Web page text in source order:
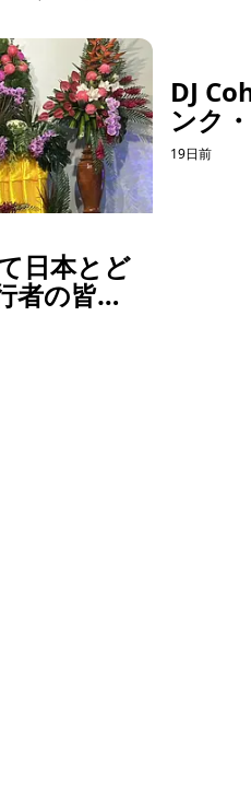
日本とど
者の皆さ
DJ
ンク
19日前